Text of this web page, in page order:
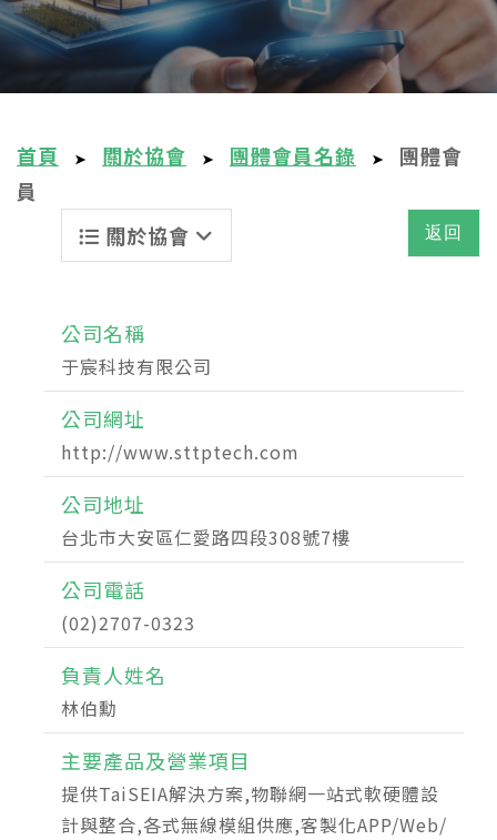
首頁 ➤ 關於協會 ➤ 團體會員名錄 ➤
團體會
員
關於協會
返回
公司名稱
于宸科技有限公司
公司網址
http://www.sttptech.com
公司地址
台北市大安區仁愛路四段308號7樓
公司電話
(02)2707-0323
負責人姓名
林伯勳
主要產品及營業項目
提供TaiSEIA解決方案,物聯網一站式軟硬體設
計與整合,各式無線模組供應,客製化APP/Web/